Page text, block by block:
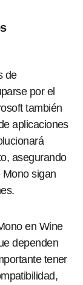
de
por el
también
aplicaciones
asegurando
sigan
en Wine
dependen
tener